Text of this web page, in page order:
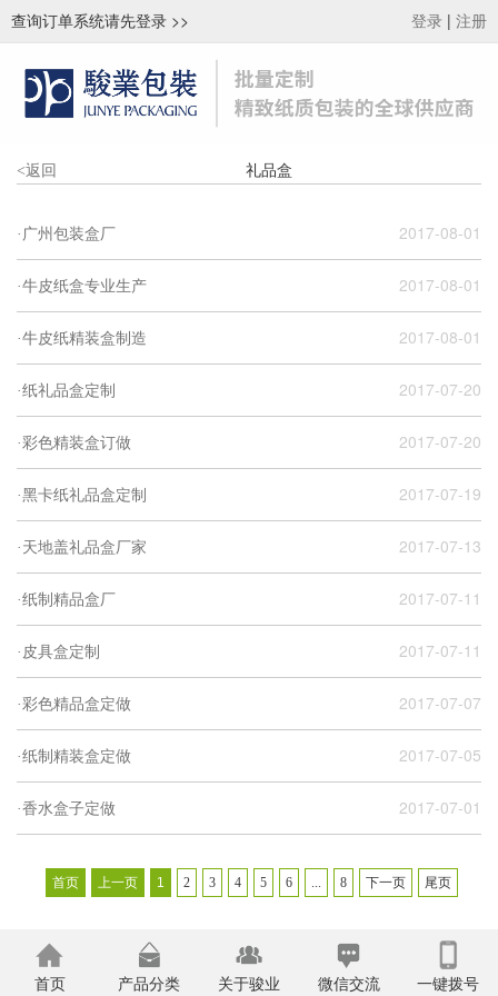
查询订单系统请先登录 >> 登录 | 注册
<返回 礼品盒
·广州包装盒厂 2017-08-01
·牛皮纸盒专业生产 2017-08-01
·牛皮纸精装盒制造 2017-08-01
·纸礼品盒定制 2017-07-20
·彩色精装盒订做 2017-07-20
·黑卡纸礼品盒定制 2017-07-19
·天地盖礼品盒厂家 2017-07-13
·纸制精品盒厂 2017-07-11
·皮具盒定制 2017-07-11
·彩色精品盒定做 2017-07-07
·纸制精装盒定做 2017-07-05
·香水盒子定做 2017-07-01
首页 上一页 1 2 3 4 5 6 ... 8 下一页 尾页
首页 产品分类 关于骏业 微信交流 一键拨号